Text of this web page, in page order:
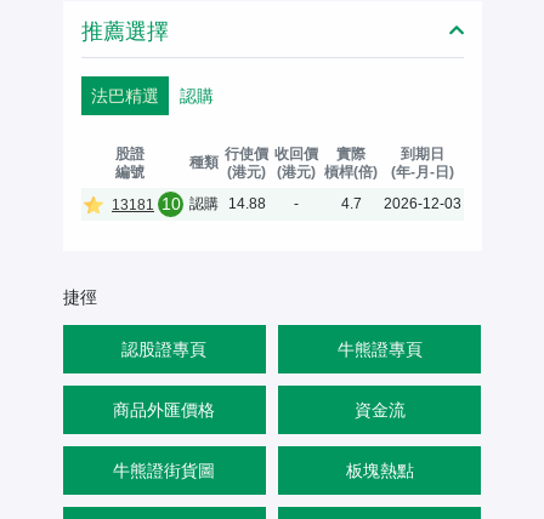
推薦選擇
法巴精選 認購
股證
編號
種類 行使價
(港元)
收回價
(港元)
實際
槓桿(倍)
到期日
(年-月-日)
13181
10 認購 14.88 - 4.7 2026-12-03
捷徑
認股證專頁 牛熊證專頁
商品外匯價格 資金流
牛熊證街貨圖 板塊熱點